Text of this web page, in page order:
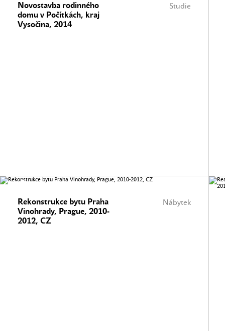
Studie
Novostavba rodinného
domu v Počítkách, kraj
Vysočina, 2014
Nábytek
Rekonstrukce bytu Praha
Vinohrady, Prague, 2010-
2012, CZ